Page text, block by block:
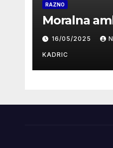
RAZNO
Moralna
16/05/2025
KADRIC